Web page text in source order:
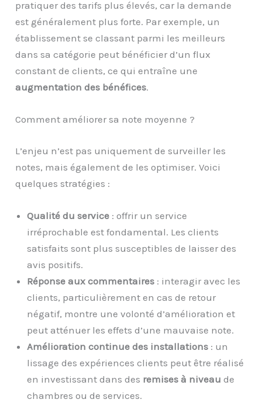
pratiquer des tarifs plus élevés, car la demande
est généralement plus forte. Par exemple, un
établissement se classant parmi les meilleurs
dans sa catégorie peut bénéficier d’un flux
constant de clients, ce qui entraîne une
augmentation des bénéfices.
Comment améliorer sa note moyenne ?
L’enjeu n’est pas uniquement de surveiller les
notes, mais également de les optimiser. Voici
quelques stratégies :
Qualité du service : offrir un service
irréprochable est fondamental. Les clients
satisfaits sont plus susceptibles de laisser des
avis positifs.
Réponse aux commentaires : interagir avec les
clients, particulièrement en cas de retour
négatif, montre une volonté d’amélioration et
peut atténuer les effets d’une mauvaise note.
Amélioration continue des installations : un
lissage des expériences clients peut être réalisé
en investissant dans des remises à niveau de
chambres ou de services.